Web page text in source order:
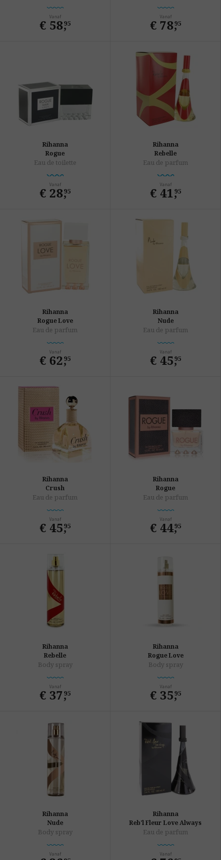
Vanaf
€ 58,
95
Vanaf
€ 78,
95
Rihanna
Rogue
Eau de toilette
Vanaf
€ 28,
95
Rihanna
Rebelle
Eau de parfum
Vanaf
€ 41,
95
Rihanna
Rogue Love
Eau de parfum
Vanaf
€ 62,
95
Rihanna
Nude
Eau de parfum
Vanaf
€ 45,
95
Rihanna
Crush
Eau de parfum
Vanaf
€ 45,
95
Rihanna
Rogue
Eau de parfum
Vanaf
€ 44,
95
Rihanna
Rebelle
Body spray
Vanaf
€ 37,
95
Rihanna
Rogue Love
Body spray
Vanaf
€ 35,
95
Rihanna
Nude
Body spray
Vanaf
Rihanna
Reb'l Fleur Love Always
Eau de parfum
Vanaf